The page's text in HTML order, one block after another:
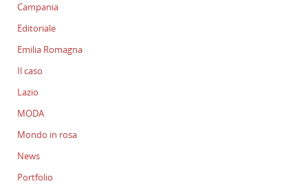
Campania
Editoriale
Emilia Romagna
Il caso
Lazio
MODA
Mondo in rosa
News
Portfolio